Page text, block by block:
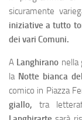
sicuramente
iniziative a tutto
dei vari Comuni.
A Langhirano nella
la Notte bianca
comico in Piazza
giallo, tra